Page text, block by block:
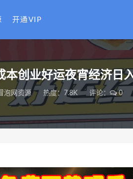
开通VIP
本创业好运夜宵经济日
泡网资源 热度：7.8K 评论： 0